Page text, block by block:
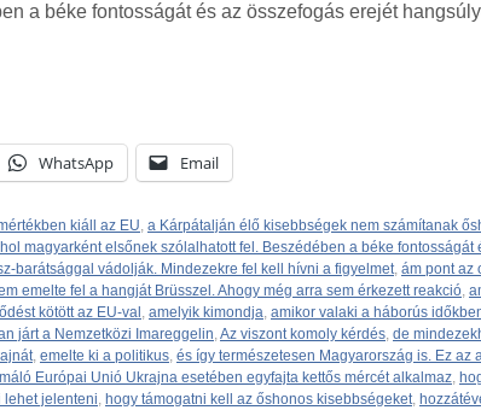
a béke fontosságát és az összefogás erejét
WhatsApp Email
kiáll az EU, a Kárpátalján élő kisebbségek nem számítanak
magyarként elsőnek szólalhatott fel. Beszédében a béke fontosságát
barátsággal vádolják. Mindezekre fel kell hívni a figyelmet, ám pont az
emelte fel a hangját Brüsszel. Ahogy még arra sem érkezett reakció,
kötött az EU-val , amelyik kimondja, amikor valaki a háborús
járt a Nemzetközi Imareggelin,Az viszont komoly kérdés, de
, emelte ki a politikus, és így természetesen Magyarország is. Ez az
Európai Unió Ukrajna esetében egyfajta kettős mércét alkalmaz,
lehet jelenteni, hogy támogatni kell az őshonos kisebbségeket,